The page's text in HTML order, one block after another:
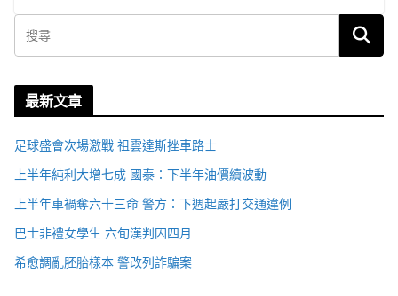
最新文章
足球盛會次場激戰 祖雲達斯挫車路士
上半年純利大增七成 國泰：下半年油價續波動
上半年車禍奪六十三命 警方：下週起嚴打交通違例
巴士非禮女學生 六旬漢判囚四月
希愈調亂胚胎樣本 警改列詐騙案